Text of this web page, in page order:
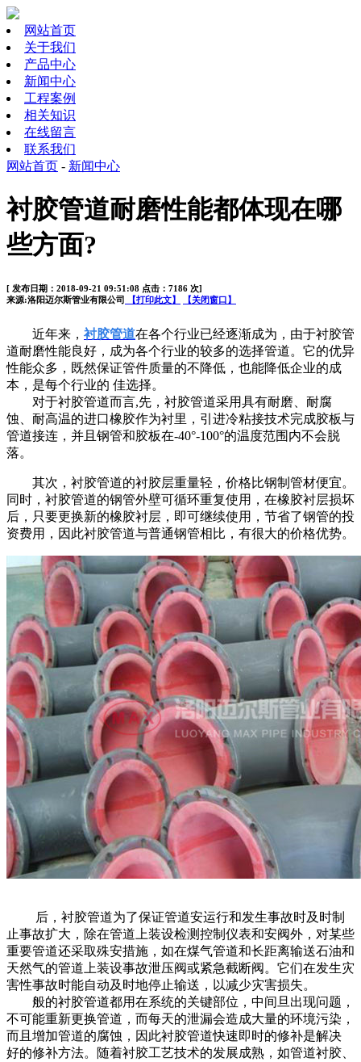
网站首页
关于我们
产品中心
新闻中心
工程案例
相关知识
在线留言
联系我们
网站首页 - 新闻中心
衬胶管道耐磨性能都体现在哪
些方面?
[ 发布日期：2018-09-21 09:51:08 点击：7186 次]
来源:洛阳迈尔斯管业有限公司
【打印此文】 【关闭窗口】
近年来， 衬胶管道在各个行业已经逐渐成为，由于衬胶管
道耐磨性能良好，成为各个行业的较多的选择管道。它的优异
性能众多，既然保证管件质量的不降低，也能降低企业的成
本，是每个行业的 佳选择。
对于衬胶管道而言,先，衬胶管道采用具有耐磨、耐腐
蚀、耐高温的进口橡胶作为衬里，引进冷粘接技术完成胶板与
管道接连，并且钢管和胶板在-40°-100°的温度范围内不会脱
落。
其次，衬胶管道的衬胶层重量轻，价格比钢制管材便宜。
同时，衬胶管道的钢管外壁可循环重复使用，在橡胶衬层损坏
后，只要更换新的橡胶衬层，即可继续使用，节省了钢管的投
资费用，因此衬胶管道与普通钢管相比，有很大的价格优势。
后， 衬胶管道为了保证管道安运行和发生事故时及时制
止事故扩大，除在管道上装设检测控制仪表和安阀外，对某些
重要管道还采取殊安措施，如在煤气管道和长距离输送石油和
天然气的管道上装设事故泄压阀或紧急截断阀。它们在发生灾
害性事故时能自动及时地停止输送，以减少灾害损失。
般的衬胶管道都用在系统的关键部位，中间旦出现问题，
不可能重新更换管道，而每天的泄漏会造成大量的环境污染，
而且增加管道的腐蚀，因此衬胶管道快速即时的修补是解决
好的修补方法。随着衬胶工艺技术的发展成熟，如管道衬胶、